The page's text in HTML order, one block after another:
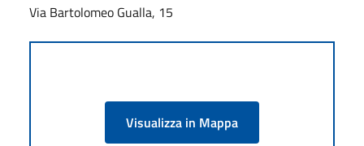
Via Bartolomeo Gualla, 15
Visualizza in Mappa